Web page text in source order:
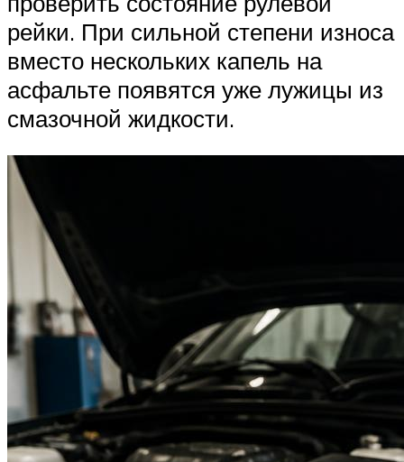
Меню
рейки. При сильной степени износа
вместо нескольких капель на
асфальте появятся уже лужицы из
смазочной жидкости.